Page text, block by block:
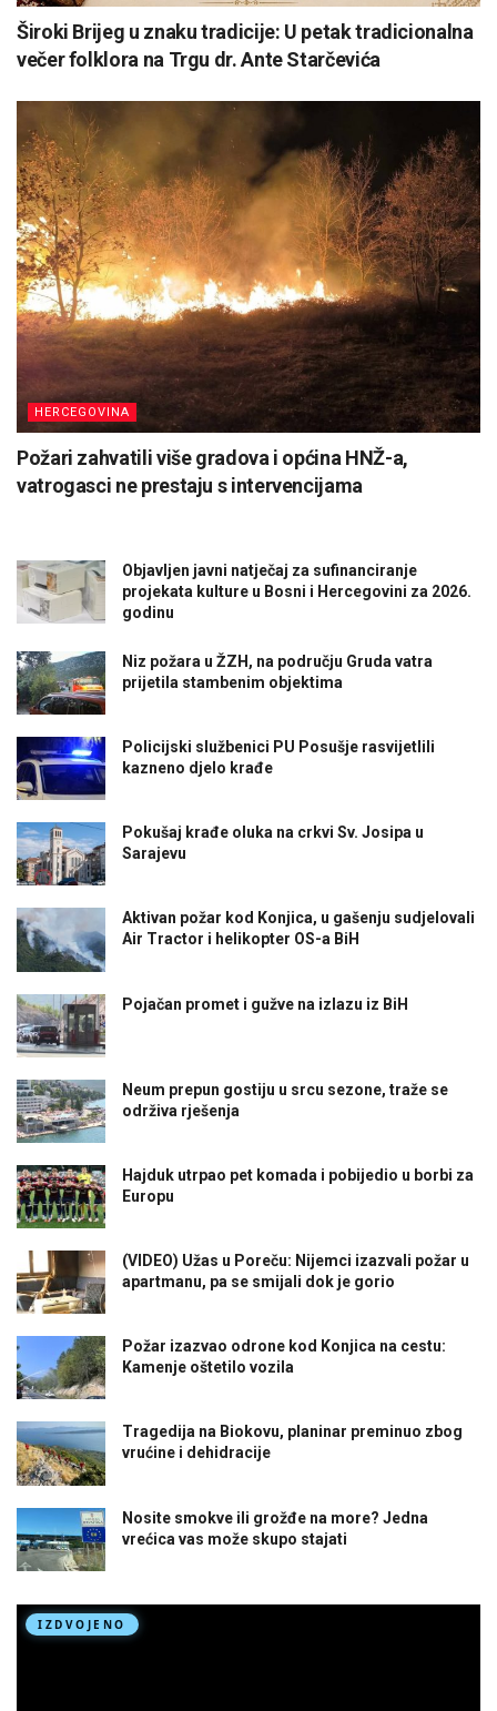
Široki Brijeg u znaku tradicije: U petak tradicionalna
večer folklora na Trgu dr. Ante Starčevića
HERCEGOVINA
Požari zahvatili više gradova i općina HNŽ-a,
vatrogasci ne prestaju s intervencijama
Objavljen javni natječaj za sufinanciranje
projekata kulture u Bosni i Hercegovini za 2026.
godinu
Niz požara u ŽZH, na području Gruda vatra
prijetila stambenim objektima
Policijski službenici PU Posušje rasvijetlili
kazneno djelo krađe
Pokušaj krađe oluka na crkvi Sv. Josipa u
Sarajevu
Aktivan požar kod Konjica, u gašenju sudjelovali
Air Tractor i helikopter OS-a BiH
Pojačan promet i gužve na izlazu iz BiH
Neum prepun gostiju u srcu sezone, traže se
održiva rješenja
Hajduk utrpao pet komada i pobijedio u borbi za
Europu
(VIDEO) Užas u Poreču: Nijemci izazvali požar u
apartmanu, pa se smijali dok je gorio
Požar izazvao odrone kod Konjica na cestu:
Kamenje oštetilo vozila
Tragedija na Biokovu, planinar preminuo zbog
vrućine i dehidracije
Nosite smokve ili grožđe na more? Jedna
vrećica vas može skupo stajati